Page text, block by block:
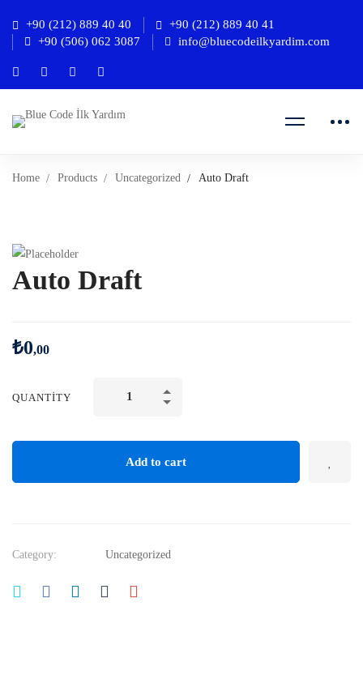
+90 (212) 889 40 40
+90 (212) 889 40 41
+90 (506) 062 3087
info@bluecodeilkyardim.com
Home Products Uncategorized Auto Draft
Auto Draft
₺0,00
QUANTITY
Add to cart
Category: Uncategorized